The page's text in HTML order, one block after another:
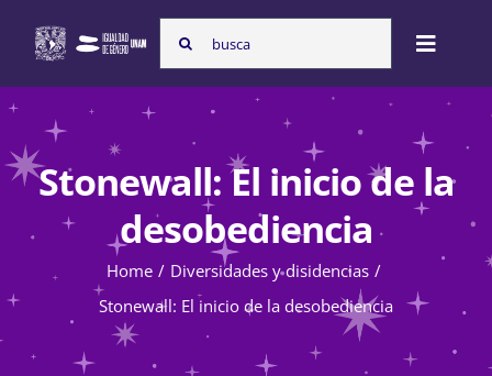
content
Search
for:
Toggle
Nosotras
Programas
Stonewall: El inicio de la
desobediencia
Home
Diversidades y disidencias
Stonewall: El inicio de la desobediencia